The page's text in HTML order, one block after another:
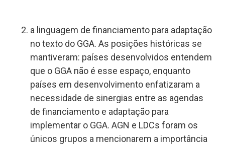
a linguagem de financiamento para adaptação
no texto do GGA. As posições históricas se
mantiveram: países desenvolvidos entendem
que o GGA não é esse espaço, enquanto
países em desenvolvimento enfatizaram a
necessidade de sinergias entre as agendas
de financiamento e adaptação para
implementar o GGA. AGN e LDCs foram os
únicos grupos a mencionarem a importância